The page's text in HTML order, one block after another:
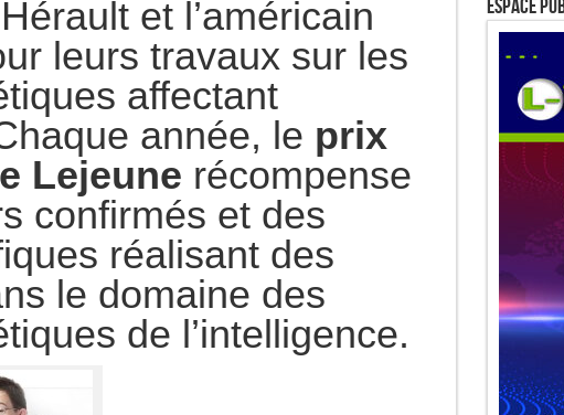
et l’américain
leurs travaux sur les
affectant
année, le prix
Lejeune récompense
confirmés et des
réalisant des
le domaine des
de l’intelligence.
ESPACE